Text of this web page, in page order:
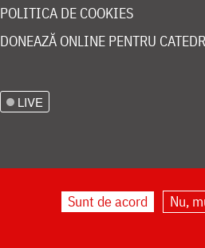
POLITICA DE COOKIES
DONEAZĂ ONLINE PENTRU
LIVE
Sunt de acord Nu,